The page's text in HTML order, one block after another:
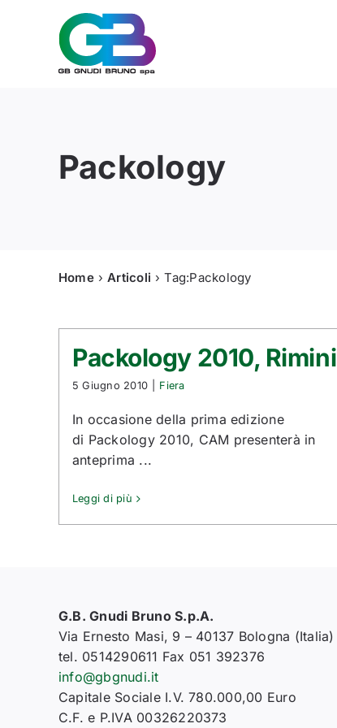
Packology
Home Articoli Tag:Packology
Packology 2010, Rimini
5 Giugno 2010 Fiera
In occasione della prima edizione
di Packology 2010, CAM presenterà in
anteprima ...
Leggi di più
G.B. Gnudi Bruno S.p.A.
Via Ernesto Masi, 9 – 40137 Bologna (Italia)
tel. 0514290611 Fax 051 392376
info@gbgnudi.it
Capitale Sociale I.V. 780.000,00 Euro
C.F. e P.IVA 00326220373